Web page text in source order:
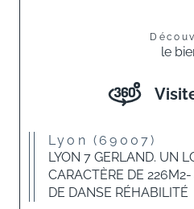
le
Lyon (69007)
LYON 7 GERLAND. UN
CARACTÈRE DE
DE DANSE RÉHABILITÉ